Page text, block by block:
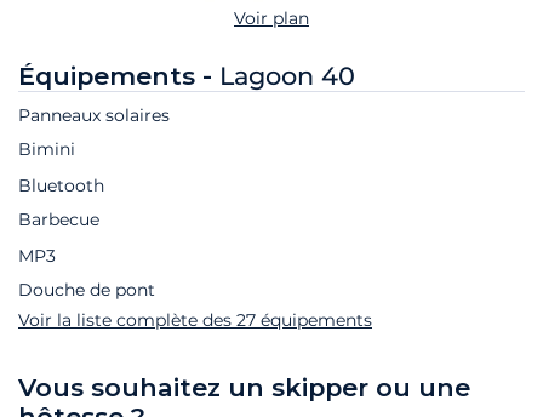
Voir plan
Équipements - Lagoon 40
Panneaux solaires
Bimini
Bluetooth
Barbecue
MP3
Douche de pont
Voir la liste complète des 27 équipements
Vous souhaitez un skipper ou une